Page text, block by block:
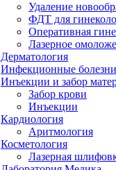
Удаление
ФДТ для
Оперативная
Лазерное
Дерматология
Инфекционные болезни
Инъекции и забор
Забор крови
Инъекции
Кардиология
Аритмология
Косметология
Лазерная